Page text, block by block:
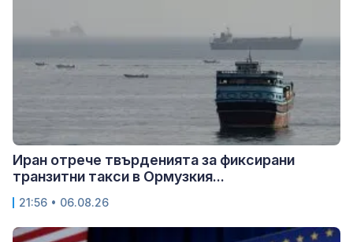
Иран отрече твърденията за фиксирани
транзитни такси в Ормузкия...
21:56 • 06.08.26